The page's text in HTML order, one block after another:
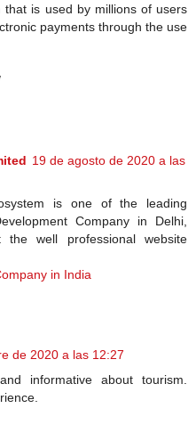
that is used by millions of users
payments through the use
19 de agosto de 2020 a las
is one of the leading
Company in Delhi,
well professional website
in India
de 2020 a las 12:27
informative about tourism.